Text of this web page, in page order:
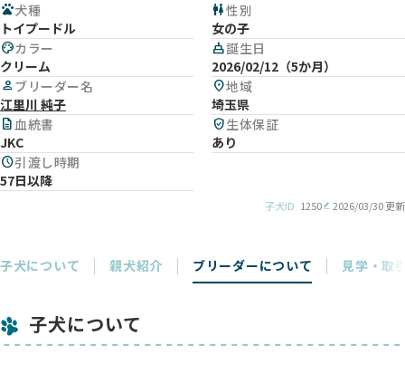
pets犬種
トイプードル
wc性別
女の子
paletteカラー
クリーム
cake誕生日
2026/02/12（5か月）
person ブリーダー名
江里川 純子
location_on地域
埼玉県
description血統書
JKC
verified_user生体保証
あり
schedule引渡し時期
57日以降
子犬ID 1250 2026/03/30 更新
子犬について 親犬紹介 ブリーダーについて 見学・取
子犬について